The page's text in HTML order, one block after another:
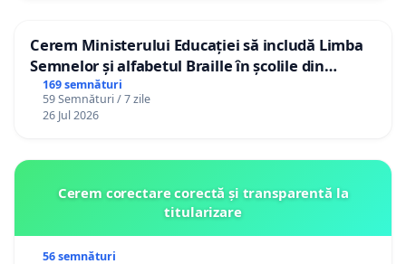
Cerem Ministerului Educației să includă Limba
Semnelor și alfabetul Braille în școlile din
Republica Moldova!
169 semnături
59 Semnături / 7 zile
26 Jul 2026
Cerem corectare corectă și transparentă la
titularizare
56 semnături